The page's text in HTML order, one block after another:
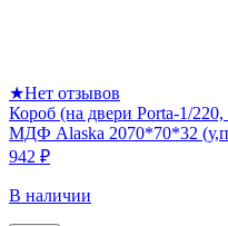
★Нет отзывов
Короб (на двери Porta-1/
МДФ Alaska 2070*70*32
942 ₽
В наличии